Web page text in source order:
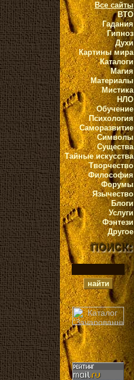
Все сайты
ВТО
Гадания
Гипноз
Духи
Картины мира
Каталоги
Магия
Материалы
Мистика
НЛО
Обучение
Психология
Саморазвитие
Символы
Существа
Тайные искусства
Творчество
Философия
Форумы
Язычество
Блоги
Услуги
Фэнтези
Другое